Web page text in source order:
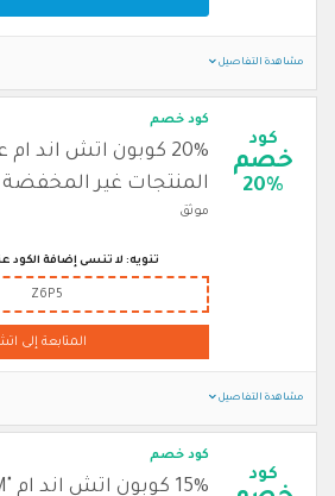
مشاهدة التفاصيل
كود
خصم
20%
كود خصم
20% كوبون اتش اند
المنتجات غير المخفضة
موثق
تنويه: لا تنسى إضافة الكود
Z6P5
المتابعة إلى
مشاهدة التفاصيل
كود
كود خصم